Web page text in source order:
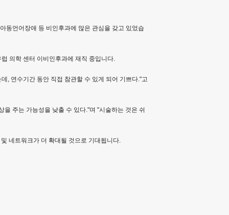
동언어장애 등 비인후과에 많은 관심을 갖고 있었습
의학 센터 이비인후과에 재직 중입니다.
, 연수기간 동안 직접 참관할 수 있게 되어 기쁘다."고
주는 가능성을 낮출 수 있다."며 "시술하는 것은 쉬
네트워크가 더 확대될 것으로 기대됩니다.